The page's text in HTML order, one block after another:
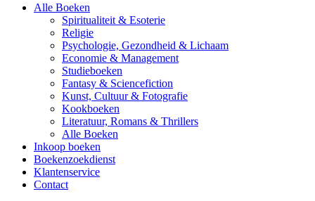
Alle Boeken
Spiritualiteit & Esoterie
Religie
Psychologie, Gezondheid & Lichaam
Economie & Management
Studieboeken
Fantasy & Sciencefiction
Kunst, Cultuur & Fotografie
Kookboeken
Literatuur, Romans & Thrillers
Alle Boeken
Inkoop boeken
Boekenzoekdienst
Klantenservice
Contact